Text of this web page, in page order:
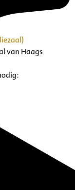
van Haags